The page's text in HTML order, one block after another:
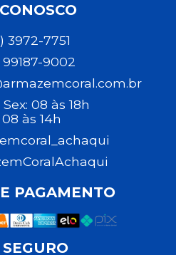
3972-7751
99187-9002
08 às 18h
às 14h
PAGAMENTO